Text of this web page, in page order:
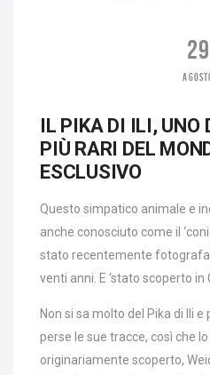
29
IL PIKA DI ILI, UNO
PIÙ RARI DEL
ESCLUSIVO
Questo simpatico animale e
anche conosciuto come il
stato recentemente
venti anni. E ‘stato scoperto in
Non si sa molto del Pika di Ili
perse le sue tracce, così che
originariamente scoperto,